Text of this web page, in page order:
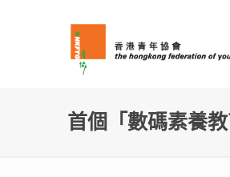
首個「數碼素養